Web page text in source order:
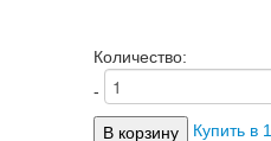
Количество:
-
Купить в